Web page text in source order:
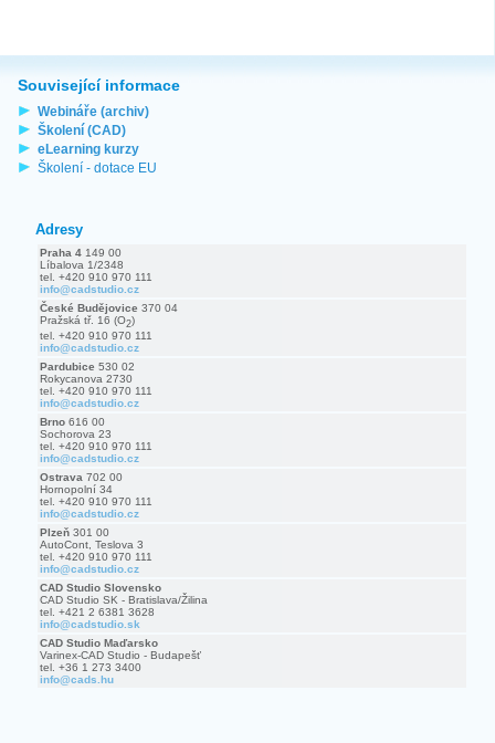
Související informace
Webináře (archiv)
Školení (CAD)
eLearning kurzy
Školení - dotace EU
Adresy
Praha 4 149 00
Líbalova 1/2348
tel. +420 910 970 111
info@cadstudio.cz
České Budějovice 370 04
Pražská tř. 16 (O2)
tel. +420 910 970 111
info@cadstudio.cz
Pardubice 530 02
Rokycanova 2730
tel. +420 910 970 111
info@cadstudio.cz
Brno 616 00
Sochorova 23
tel. +420 910 970 111
info@cadstudio.cz
Ostrava 702 00
Hornopolní 34
tel. +420 910 970 111
info@cadstudio.cz
Plzeň 301 00
AutoCont, Teslova 3
tel. +420 910 970 111
info@cadstudio.cz
CAD Studio Slovensko
CAD Studio SK - Bratislava/Žilina
tel. +421 2 6381 3628
info@cadstudio.sk
CAD Studio Maďarsko
Varinex-CAD Studio - Budapešť
tel. +36 1 273 3400
info@cads.hu